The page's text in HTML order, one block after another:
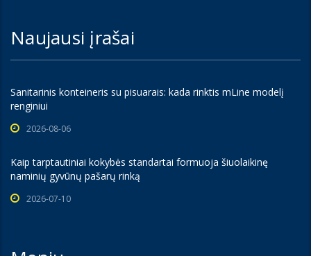
Naujausi įrašai
Sanitarinis konteineris su pisuarais: kada rinktis mLine modelį
renginiui
2026-08-06
Kaip tarptautiniai kokybės standartai formuoja šiuolaikinę
naminių gyvūnų pašarų rinką
2026-07-10